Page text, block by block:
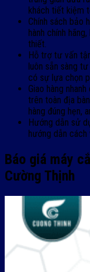
khách tiết kiệm
Chính sách bảo
hành chính
thiết.
Hỗ trợ tư vấn
luôn sẵn sàng
có sự lựa chọn
Giao hàng
trên toàn địa
hàng đúng hẹn,
Hướng dẫn sử
hướng dẫn cách
Báo giá máy
Cường Thịnh